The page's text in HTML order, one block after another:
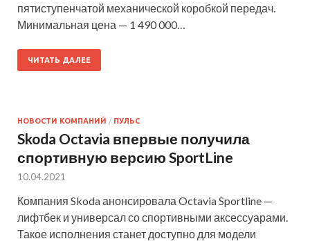
пятиступенчатой механической коробкой передач.
Минимальная цена — 1 490 000…
ЧИТАТЬ ДАЛЕЕ
НОВОСТИ КОМПАНИЙ / ПУЛЬС
Skoda Octavia впервые получила
спортивную версию SportLine
10.04.2021
Компания Skoda анонсировала Octavia Sportline —
лифтбек и универсал со спортивными аксессуарами.
Такое исполнения станет доступно для модели